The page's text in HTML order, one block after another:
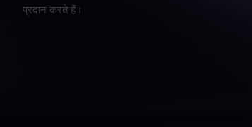
प्रदान करते हैं।